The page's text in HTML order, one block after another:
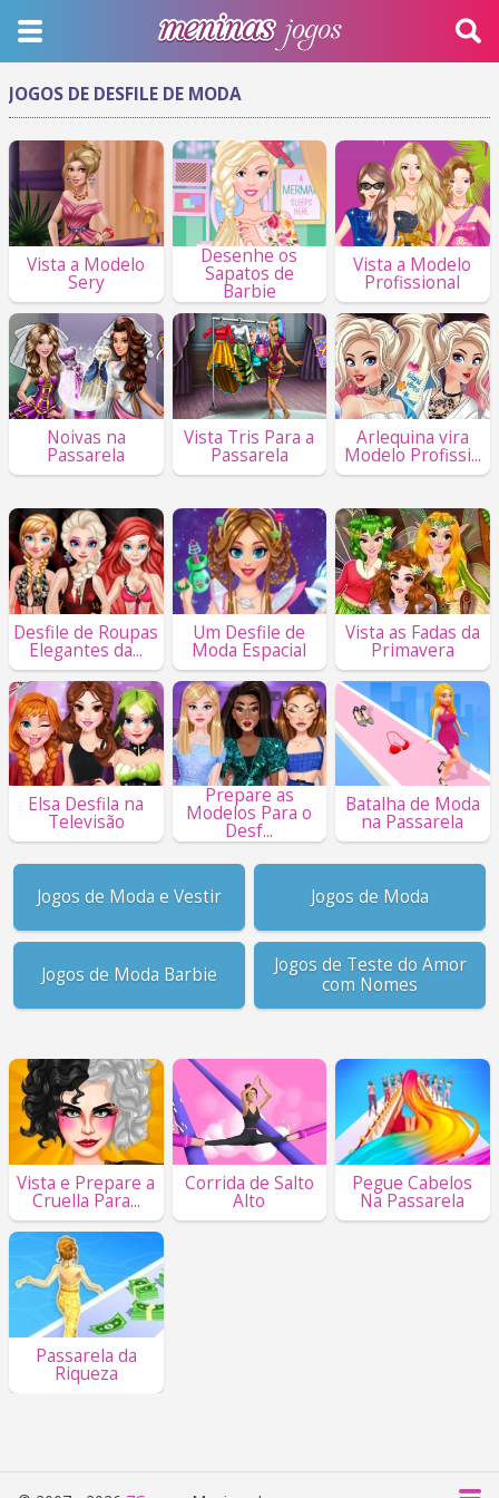
JOGOS DE DESFILE DE MODA
Vista a Modelo
Sery
Desenhe os
Sapatos de
Barbie
Vista a Modelo
Profissional
Noivas na
Passarela
Vista Tris Para a
Passarela
Arlequina vira
Modelo Profissi...
Desfile de Roupas
Elegantes da...
Um Desfile de
Moda Espacial
Vista as Fadas da
Primavera
Elsa Desfila na
Televisão
Prepare as
Modelos Para o
Desf...
Batalha de Moda
na Passarela
Jogos de Moda e Vestir Jogos de Moda
Jogos de Moda Barbie
Jogos de Teste do Amor
com Nomes
Vista e Prepare a
Cruella Para...
Corrida de Salto
Alto
Pegue Cabelos
Na Passarela
Passarela da
Riqueza